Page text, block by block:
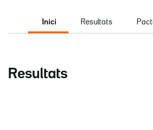
Inici Resultats
Resultats